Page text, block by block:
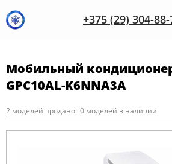
+375 (29) 304-
Мобильный
GPC10AL-K6NNA3A
2 моделей продано 0 моделей в наличии